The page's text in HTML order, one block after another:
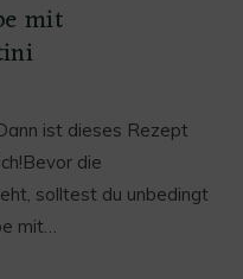
mit
ist dieses Rezept
die
solltest du unbedingt
mit…